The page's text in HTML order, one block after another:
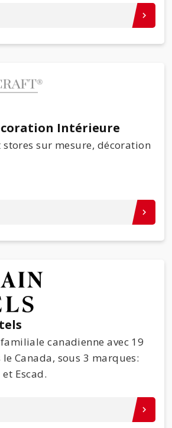
keyboard_arrow_right
Intérieure
stores sur mesure, décoration
keyboard_arrow_right
canadienne avec 19
Canada, sous 3 marques:
Escad.
keyboard_arrow_right